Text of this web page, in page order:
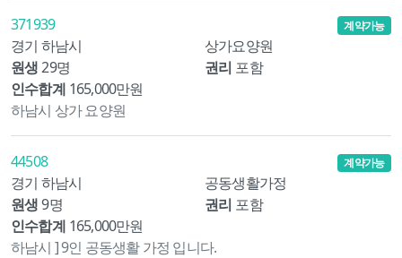
371939
경기 하남시
상가요양원
원생 29명 권리 포함
인수합계 165,000만원
계약가능
하남시 상가 요양원
44508
경기 하남시
공동생활가정
원생 9명 권리 포함
인수합계 165,000만원
계약가능
하남시 ] 9인 공동생활 가정 입니다.